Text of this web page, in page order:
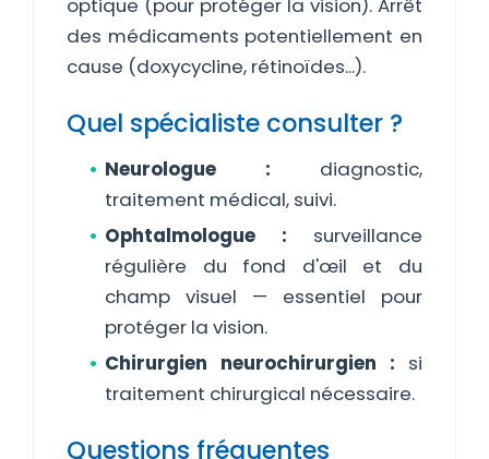
optique (pour protéger la vision). Arrêt
des médicaments potentiellement en
cause (doxycycline, rétinoïdes...).
Quel spécialiste consulter ?
Neurologue : diagnostic,
traitement médical, suivi.
Ophtalmologue : surveillance
régulière du fond d'œil et du
champ visuel — essentiel pour
protéger la vision.
Chirurgien neurochirurgien : si
traitement chirurgical nécessaire.
Questions fréquentes